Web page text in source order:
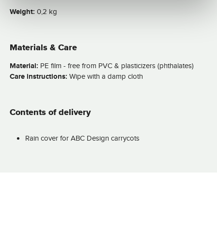
Weight: 0,2 kg
Materials & Care
Material: PE film - free from PVC & plasticizers (phthalates)
Care instructions: Wipe with a damp cloth
Contents of delivery
Rain cover for ABC Design carrycots